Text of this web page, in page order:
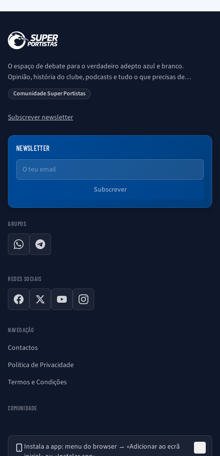
O espaço de debate para o verdadeiro adepto azul e branco.
Opinião, história do clube, podcasts e tudo o que precisas de
saber sobre o universo Porto. Ser Porto é aqui!
Comunidade Super Portistas
Subscrever newsletter
NEWSLETTER
Email
Subscrever
GRUPOS
WhatsAppTelegram
REDES SOCIAIS
Facebook
X YouTubeInstagram
NAVEGAÇÃO
Contactos
Politica de Privacidade
Termos e Condições
COMUNIDADE
Instala a app: menu do browser → «Adicionar ao ecrã